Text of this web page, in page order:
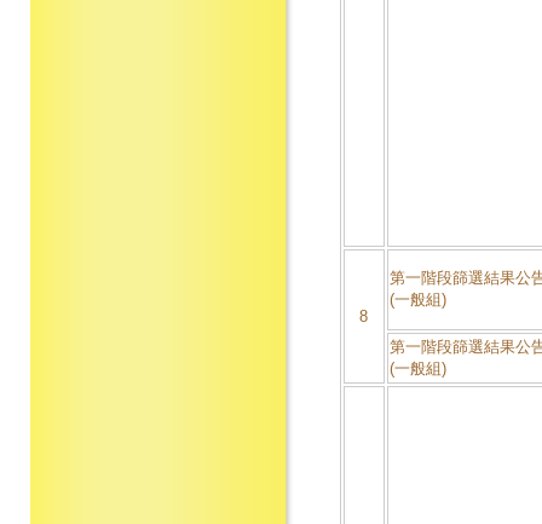
8
第一階段篩選結果公
(一般組)
第一階段篩選結果公
(一般組)